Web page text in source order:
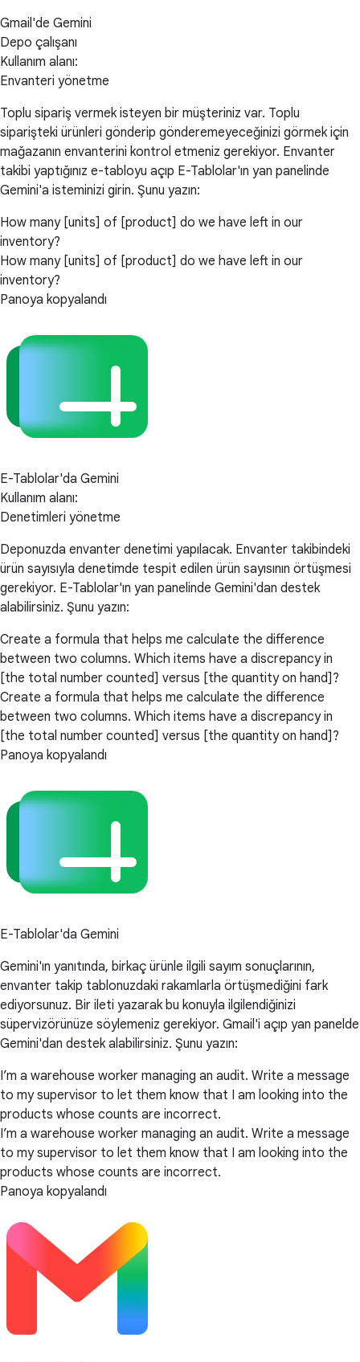
Gmail'de Gemini
Depo çalışanı
Kullanım alanı:
Envanteri yönetme
Toplu sipariş vermek isteyen bir müşteriniz var. Toplu
siparişteki ürünleri gönderip gönderemeyeceğinizi görmek için
mağazanın envanterini kontrol etmeniz gerekiyor. Envanter
takibi yaptığınız e-tabloyu açıp E-Tablolar'ın yan panelinde
Gemini'a isteminizi girin. Şunu yazın:
How many [units] of [product] do we have left in our
inventory?
How many [units] of [product] do we have left in our
inventory?
Panoya kopyalandı
E-Tablolar'da Gemini
Kullanım alanı:
Denetimleri yönetme
Deponuzda envanter denetimi yapılacak. Envanter takibindeki
ürün sayısıyla denetimde tespit edilen ürün sayısının örtüşmesi
gerekiyor. E-Tablolar'ın yan panelinde Gemini'dan destek
alabilirsiniz. Şunu yazın:
Create a formula that helps me calculate the difference
between two columns. Which items have a discrepancy in
[the total number counted] versus [the quantity on hand]?
Create a formula that helps me calculate the difference
between two columns. Which items have a discrepancy in
[the total number counted] versus [the quantity on hand]?
Panoya kopyalandı
E-Tablolar'da Gemini
Gemini'ın yanıtında, birkaç ürünle ilgili sayım sonuçlarının,
envanter takip tablonuzdaki rakamlarla örtüşmediğini fark
ediyorsunuz. Bir ileti yazarak bu konuyla ilgilendiğinizi
süpervizörünüze söylemeniz gerekiyor. Gmail'i açıp yan panelde
Gemini'dan destek alabilirsiniz. Şunu yazın:
I’m a warehouse worker managing an audit. Write a message
to my supervisor to let them know that I am looking into the
products whose counts are incorrect.
I’m a warehouse worker managing an audit. Write a message
to my supervisor to let them know that I am looking into the
products whose counts are incorrect.
Panoya kopyalandı